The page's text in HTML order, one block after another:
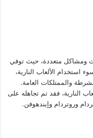
ومشاكل متعددة، حيث توفي
الألعاب النارية،
والممتلكات العامة.
النارية، فقد تم تجاهله على
وروتردام وإيندهوفن.